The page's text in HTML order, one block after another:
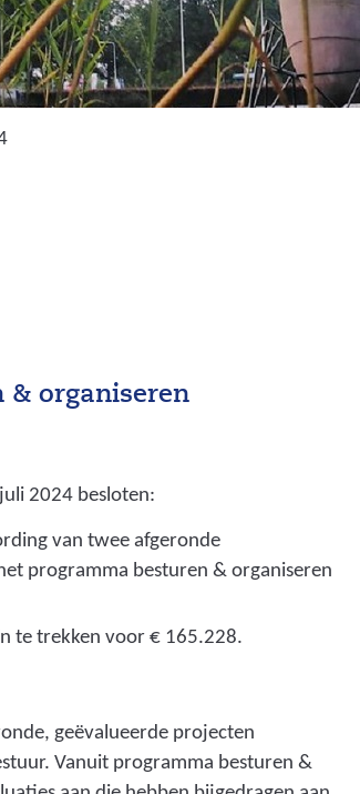
& organiseren
2024 besloten:
van twee afgeronde
programma besturen & organiseren
te trekken voor € 165.228.
geëvalueerde projecten
Vanuit programma besturen &